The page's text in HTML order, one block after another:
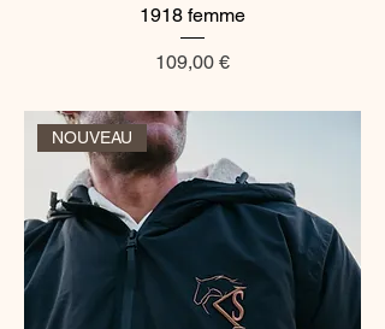
1918 femme
Prix
109,00 €
NOUVEAU